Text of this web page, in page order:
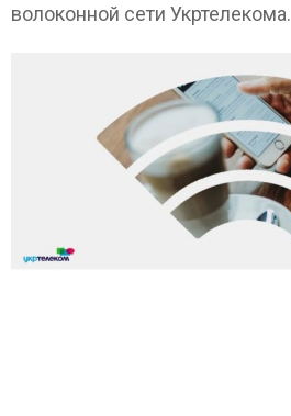
волоконной сети Укртелекома.